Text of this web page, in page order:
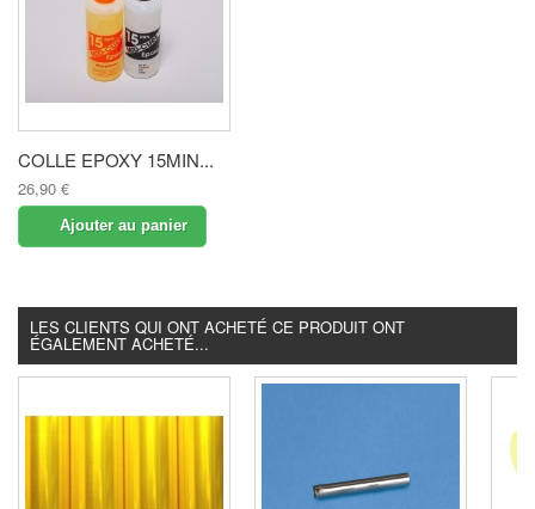
COLLE EPOXY 15MIN...
26,90 €
Ajouter au panier
LES CLIENTS QUI ONT ACHETÉ CE PRODUIT ONT
ÉGALEMENT ACHETÉ...